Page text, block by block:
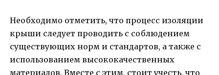
Необходимо отметить, что процесс изоляции
крыши следует проводить с соблюдением
существующих норм и стандартов, а также с
использованием высококачественных
материалов. Вместе с этим, стоит учесть, что